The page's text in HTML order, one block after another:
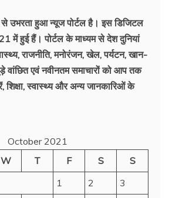
से उभरता हुआ न्‍यूज पोर्टल है। इस डिजिटल
में हुई हैं। पोर्टल के माध्यम से देश दुनियां
राजनीति, मनोरंजन, खेल, पर्यटन, खान-
एवं नवीनतम समाचारों को आप तक
शिक्षा, स्वास्थ्य और अन्य जानकारिओं के
October 2021
W T F S
S
1
2
3